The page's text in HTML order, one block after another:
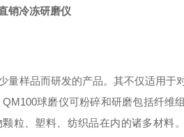
销冷冻研磨仪
量样品而研发的产品。其不仅适用于
球磨仪可粉碎和研磨包括纤维
粒、塑料、纺织品在内的诸多材料